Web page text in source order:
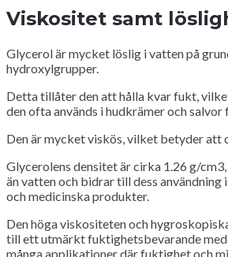
Viskositet samt
Glycerol är mycket löslig i vatten på
hydroxylgrupper.
Detta tillåter den att hålla kvar fukt,
den ofta används i hudkrämer och salvor
Den är mycket viskös, vilket betyder att
Glycerolens densitet är cirka 1.26 g/
än vatten och bidrar till dess användning
och medicinska produkter.
Den höga viskositeten och
till ett utmärkt fuktighetsbevarande
många applikationer där fuktighet och